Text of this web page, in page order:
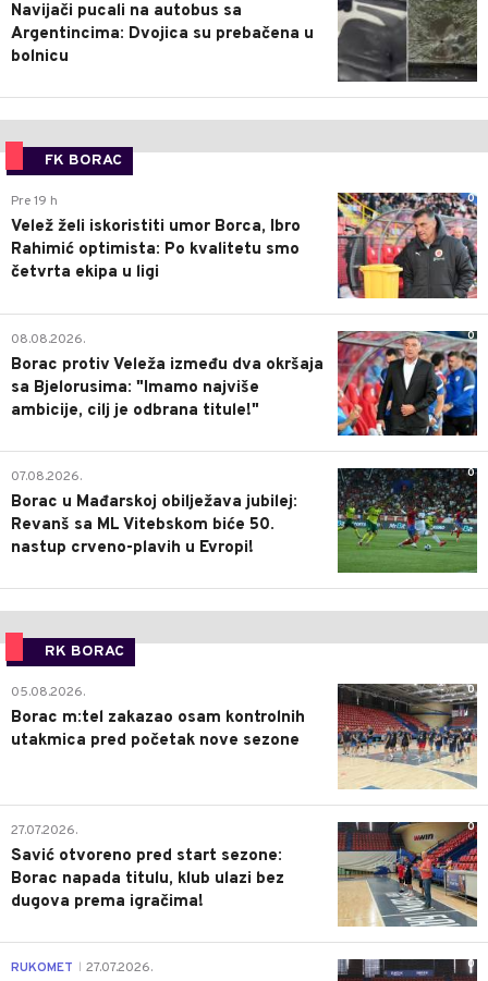
Navijači pucali na autobus sa
Argentincima: Dvojica su prebačena u
bolnicu
FK BORAC
0
Pre 19 h
Velež želi iskoristiti umor Borca, Ibro
Rahimić optimista: Po kvalitetu smo
četvrta ekipa u ligi
0
08.08.2026.
Borac protiv Veleža između dva okršaja
sa Bjelorusima: "Imamo najviše
ambicije, cilj je odbrana titule!"
0
07.08.2026.
Borac u Mađarskoj obilježava jubilej:
Revanš sa ML Vitebskom biće 50.
nastup crveno-plavih u Evropi!
RK BORAC
0
05.08.2026.
Borac m:tel zakazao osam kontrolnih
utakmica pred početak nove sezone
0
27.07.2026.
Savić otvoreno pred start sezone:
Borac napada titulu, klub ulazi bez
dugova prema igračima!
0
RUKOMET 27.07.2026.